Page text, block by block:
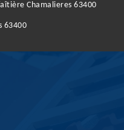
Chamalieres 63400
63400